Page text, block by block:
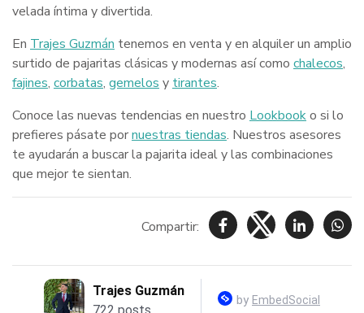
velada íntima y divertida.
En Trajes Guzmán tenemos en venta y en alquiler un amplio
surtido de pajaritas clásicas y modernas así como chalecos,
fajines, corbatas, gemelos y tirantes.
Conoce las nuevas tendencias en nuestro Lookbooko si lo
prefieres pásate pornuestras tiendas. Nuestros asesores
te ayudarán a buscar la pajarita ideal y las combinaciones
que mejor te sientan.
Compartir: